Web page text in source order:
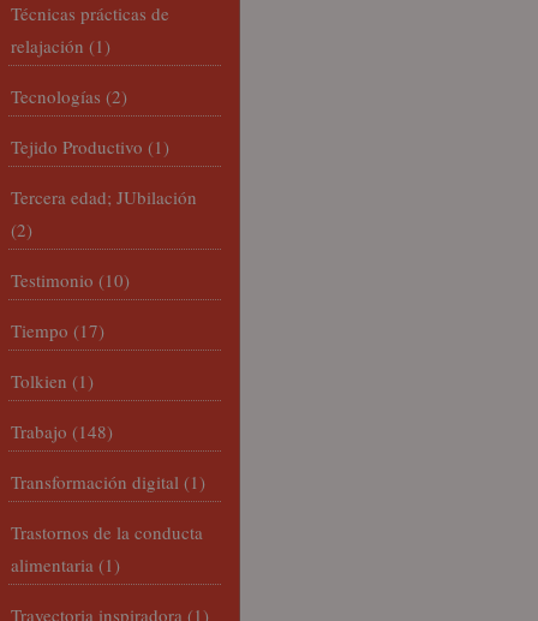
Técnicas prácticas de
relajación (1)
Tecnologías (2)
Tejido Productivo (1)
Tercera edad; JUbilación
(2)
Testimonio (10)
Tiempo (17)
Tolkien (1)
Trabajo (148)
Transformación digital (1)
Trastornos de la conducta
alimentaria (1)
Trayectoria inspiradora (1)